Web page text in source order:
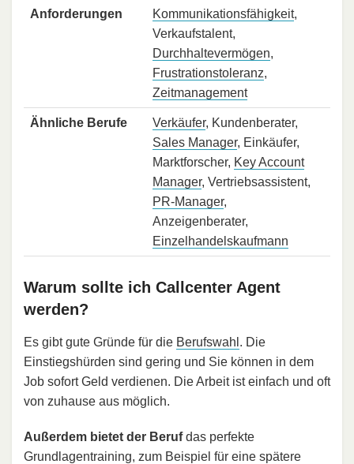
Anforderungen Kommunikationsfähigkeit,
Verkaufstalent,
Durchhaltevermögen,
Frustrationstoleranz,
Zeitmanagement
Ähnliche Berufe Verkäufer, Kundenberater,
Sales Manager, Einkäufer,
Marktforscher, Key Account
Manager, Vertriebsassistent,
PR-Manager,
Anzeigenberater,
Einzelhandelskaufmann
Warum sollte ich Callcenter Agent
werden?
Es gibt gute Gründe für die Berufswahl . Die
Einstiegshürden sind gering und Sie können in dem
Job sofort Geld verdienen. Die Arbeit ist einfach und oft
von zuhause aus möglich.
Außerdem bietet der Berufdas perfekte
Grundlagentraining, zum Beispiel für eine spätere